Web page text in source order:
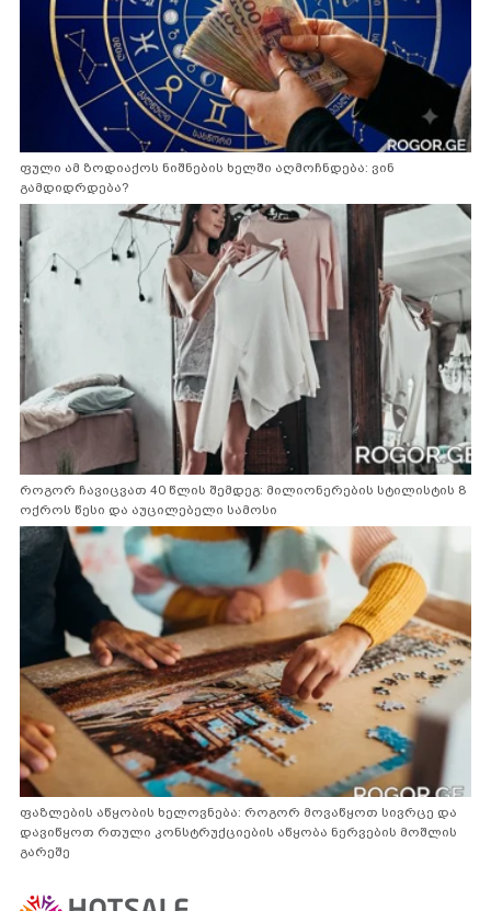
ფული ამ ზოდიაქოს ნიშნების ხელში აღმოჩნდება: ვინ
გამდიდრდება?
როგორ ჩავიცვათ 40 წლის შემდეგ: მილიონერების სტილისტის 8
ოქროს წესი და აუცილებელი სამოსი
ფაზლების აწყობის ხელოვნება: როგორ მოვაწყოთ სივრცე და
დავიწყოთ რთული კონსტრუქციების აწყობა ნერვების მოშლის
გარეშე